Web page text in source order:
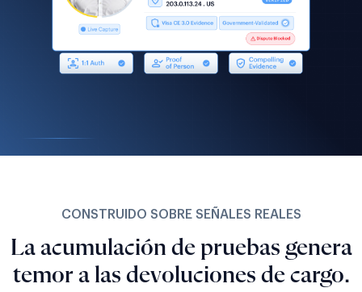
CONSTRUIDO SOBRE SEÑALES REALES
La acumulación de pruebas genera
temor a las devoluciones de cargo.